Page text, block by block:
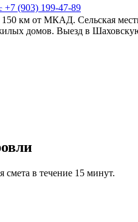
+7 (903) 199-47-89
км от МКАД. Сельская
домов. Выезд в
смета в течение 15 минут.